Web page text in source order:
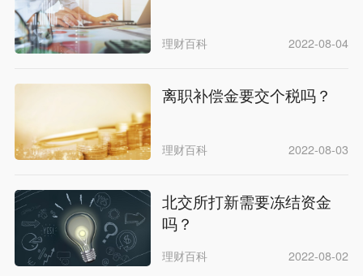
理财百科 2022-08-04
离职补偿金要交个税吗？
理财百科 2022-08-03
北交所打新需要冻结资金
吗？
理财百科 2022-08-02